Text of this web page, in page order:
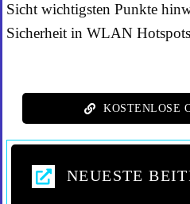
Sicht wichtigsten Punkte
Sicherheit in WLAN
KOSTENLOSE
NEUESTE